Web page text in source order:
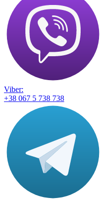
Viber:
+38 067 5 738 738